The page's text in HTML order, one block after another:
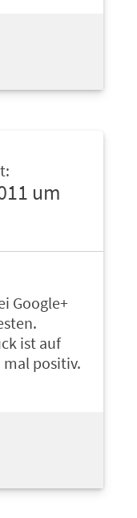
um
Google+
ist auf
mal positiv.